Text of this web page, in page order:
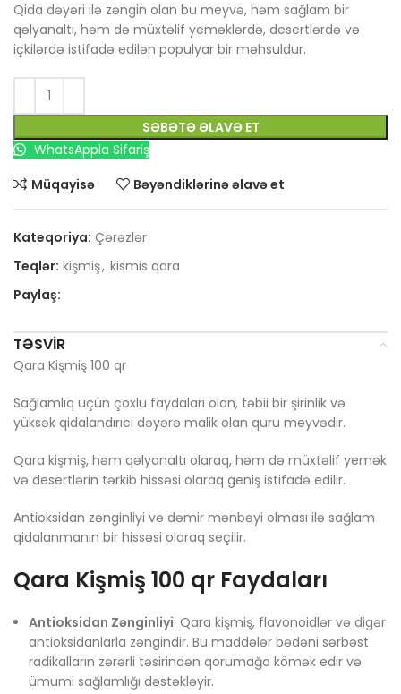
Qida dəyəri ilə zəngin olan bu meyvə, həm sağlam bir
qəlyanaltı, həm də müxtəlif yeməklərdə, desertlərdə və
içkilərdə istifadə edilən populyar bir məhsuldur.
SƏBƏTƏ ƏLAVƏ ET
WhatsAppla Sifariş
Müqayisə
Bəyəndiklərinə əlavə et
Kateqoriya: Çərəzlər
Teqlər: kişmiş, kismis qara
Paylaş:
TƏSVIR
Qara Kişmiş 100 qr
Sağlamlıq üçün çoxlu faydaları olan, təbii bir şirinlik və
yüksək qidalandırıcı dəyərə malik olan quru meyvədir.
Qara kişmiş, həm qəlyanaltı olaraq, həm də müxtəlif yemək
və desertlərin tərkib hissəsi olaraq geniş istifadə edilir.
Antioksidan zənginliyi və dəmir mənbəyi olması ilə sağlam
qidalanmanın bir hissəsi olaraq seçilir.
Qara Kişmiş 100 qr Faydaları
Antioksidan Zənginliyi: Qara kişmiş, flavonoidlər və digər
antioksidanlarla zəngindir. Bu maddələr bədəni sərbəst
radikalların zərərli təsirindən qorumağa kömək edir və
ümumi sağlamlığı dəstəkləyir.